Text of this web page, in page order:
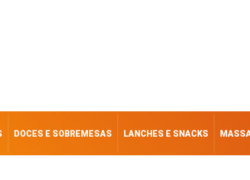
DOCES E SOBREMESAS LANCHES E SNACKS